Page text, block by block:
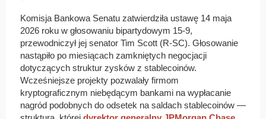
Komisja Bankowa Senatu zatwierdziła ustawę 14 maja
2026 roku w głosowaniu bipartydowym 15-9,
przewodniczył jej senator Tim Scott (R-SC). Głosowanie
nastąpiło po miesiącach zamkniętych negocjacji
dotyczących struktur zysków z stablecoinów.
Wcześniejsze projekty pozwalały firmom
kryptograficznym niebędącym bankami na wypłacanie
nagród podobnych do odsetek na saldach stablecoinów —